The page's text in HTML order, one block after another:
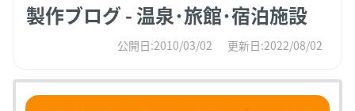
製作ブログ - 温泉･旅館･宿泊施設
公開日:2010/03/02 更新日:2022/08/02